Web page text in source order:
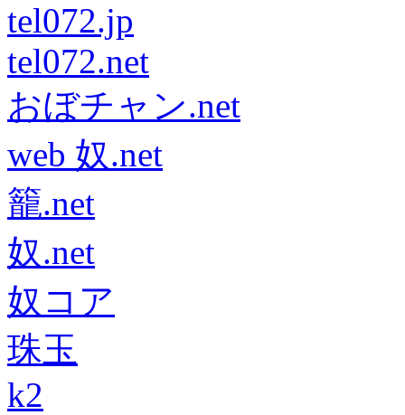
tel072.jp
tel072.net
おぼチャン.net
web 奴.net
籠.net
奴.net
奴コア
珠玉
k2